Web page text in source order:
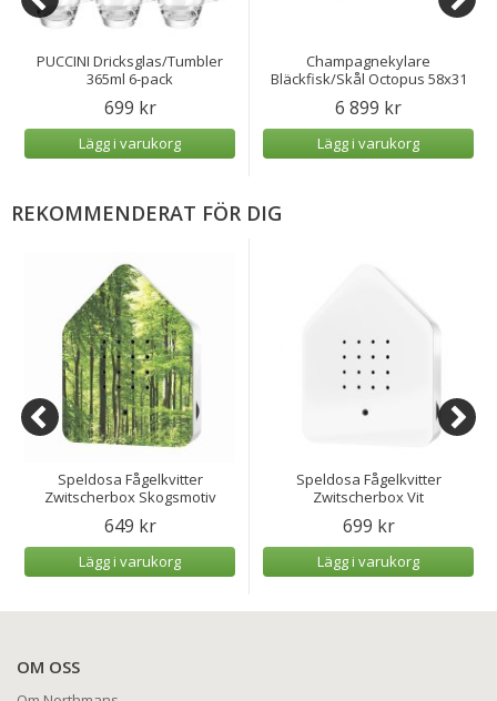
PUCCINI Dricksglas/Tumbler
365ml 6-pack
699 kr
Lägg i varukorg
Champagnekylare
Bläckfisk/Skål Octopus 58x31
cm
6 899 kr
Lägg i varukorg
REKOMMENDERAT FÖR DIG
Speldosa Fågelkvitter
Zwitscherbox Skogsmotiv
649 kr
Lägg i varukorg
Speldosa Fågelkvitter
Zwitscherbox Vit
699 kr
Lägg i varukorg
OM OSS